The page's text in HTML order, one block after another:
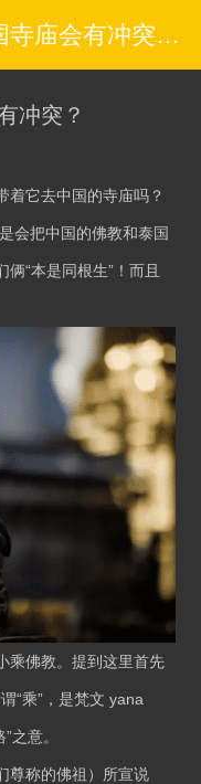
佩戴泰国佛牌去中国寺庙会有冲突？-泰佛灵缘官网
冲突？
着它去中国的寺庙吗？
会把中国的佛教和泰国
“本是同根生”！而且
乘佛教。提到这里首先
“乘”，是梵文 yana
之意。
尊称的佛祖）所宣说